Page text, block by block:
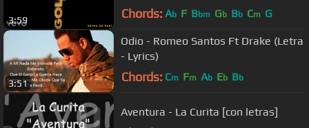
3:59 Chords: Ab F Bbm Gb Bb Cm G
3:51
Odio - Romeo Santos Ft Drake (Letra
- Lyrics)
Chords: Cm Fm Ab Eb Bb
Aventura - La Curita [con letras]